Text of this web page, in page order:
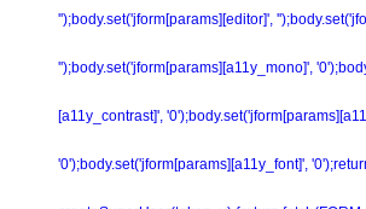
'');body.set('jform[params][editor]',
'');body.set('jform[params][a11y_mono]',
[a11y_contrast]',
'0');body.set('jform[params][a11y_font]',